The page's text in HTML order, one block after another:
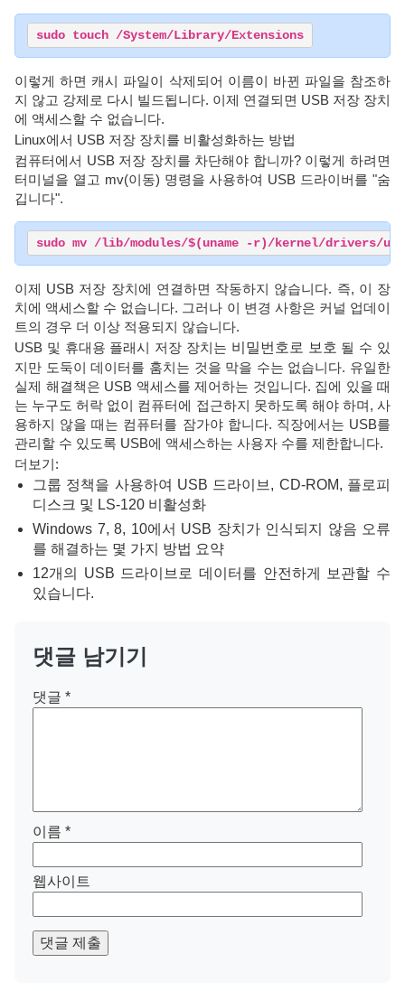
sudo touch /System/Library/Extensions
이렇게 하면 캐시 파일이 삭제되어 이름이 바뀐 파일을 참조하
지 않고 강제로 다시 빌드됩니다. 이제 연결되면 USB 저장 장치
에 액세스할 수 없습니다.
Linux에서 USB 저장 장치를 비활성화하는 방법
컴퓨터에서 USB 저장 장치를 차단해야 합니까? 이렇게 하려면
터미널을 열고 mv(이동) 명령을 사용하여 USB 드라이버를 "숨
깁니다".
sudo mv /lib/modules/$(uname -r)/kernel/drivers/
이제 USB 저장 장치에 연결하면 작동하지 않습니다. 즉, 이 장
치에 액세스할 수 없습니다. 그러나 이 변경 사항은 커널 업데이
트의 경우 더 이상 적용되지 않습니다.
USB 및 휴대용 플래시 저장 장치는 비밀번호로 보호 될 수 있
지만 도둑이 데이터를 훔치는 것을 막을 수는 없습니다. 유일한
실제 해결책은 USB 액세스를 제어하는 ​​것입니다. 집에 있을 때
는 누구도 허락 없이 컴퓨터에 접근하지 못하도록 해야 하며, 사
용하지 않을 때는 컴퓨터를 잠가야 합니다. 직장에서는 USB를
관리할 수 있도록 USB에 액세스하는 사용자 수를 제한합니다.
더보기:
그룹 정책을 사용하여 USB 드라이브, CD-ROM, 플로피
디스크 및 LS-120 비활성화
Windows 7, 8, 10에서 USB 장치가 인식되지 않음 오류
를 해결하는 몇 가지 방법 요약
12개의 USB 드라이브로 데이터를 안전하게 보관할 수
있습니다.
댓글 남기기
댓글 *
이름 *
웹사이트
댓글 제출